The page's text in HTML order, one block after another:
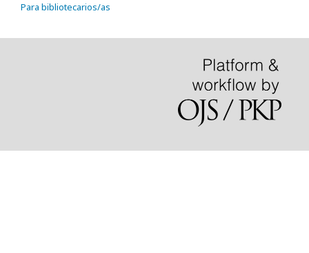
Para bibliotecarios/as